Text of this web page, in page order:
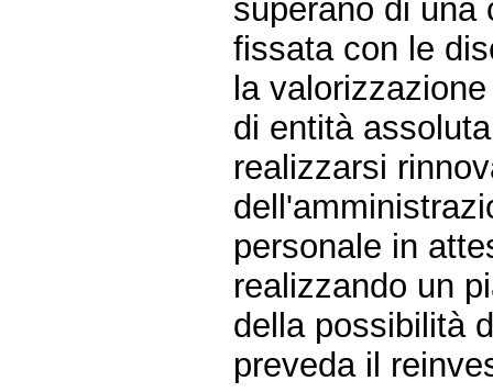
superano di una
fissata con le
la
di entità
realizzarsi
personale in
realizzando un
della possibilità
preveda il